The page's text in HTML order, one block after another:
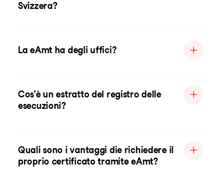
Svizzera?
La eAmt ha degli uffici?
Cos'è un estratto del registro delle
esecuzioni?
Quali sono i vantaggi die richiedere il
proprio certificato tramite eAmt?